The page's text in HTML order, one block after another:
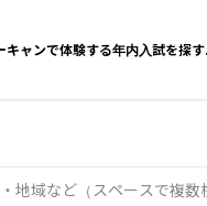
キャンで体験する年内入試を探す